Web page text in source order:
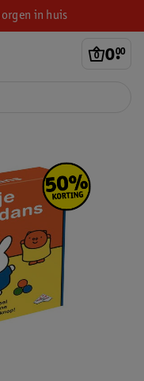
in huis
0.
00